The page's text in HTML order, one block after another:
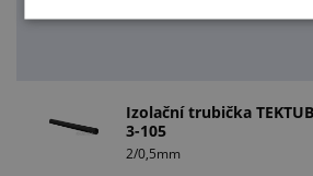
Izolační trubička
3-105
2/0,5mm